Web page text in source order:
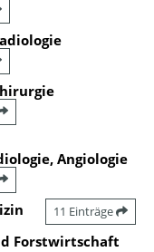
Angiologie
11 Einträge
Forstwirtschaft